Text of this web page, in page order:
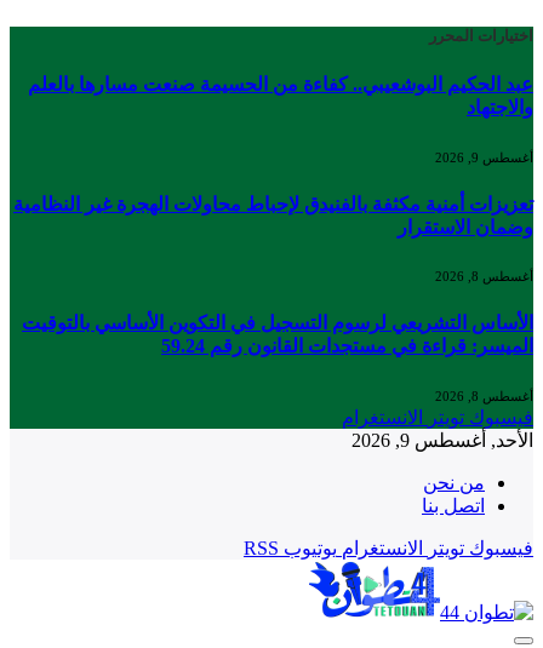
اختيارات المحرر
عبد الحكيم البوشعيبي.. كفاءة من الحسيمة صنعت مسارها بالعلم
والاجتهاد
أغسطس 9, 2026
تعزيزات أمنية مكثفة بالفنيدق لإحباط محاولات الهجرة غير النظامية
وضمان الاستقرار
أغسطس 8, 2026
الأساس التشريعي لرسوم التسجيل في التكوين الأساسي بالتوقيت
الميسر: قراءة في مستجدات القانون رقم 59.24
أغسطس 8, 2026
فيسبوك تويتر
الانستغرام
الأحد, أغسطس 9, 2026
من نحن
اتصل بنا
فيسبوك تويتر الانستغرام يوتيوب RSS